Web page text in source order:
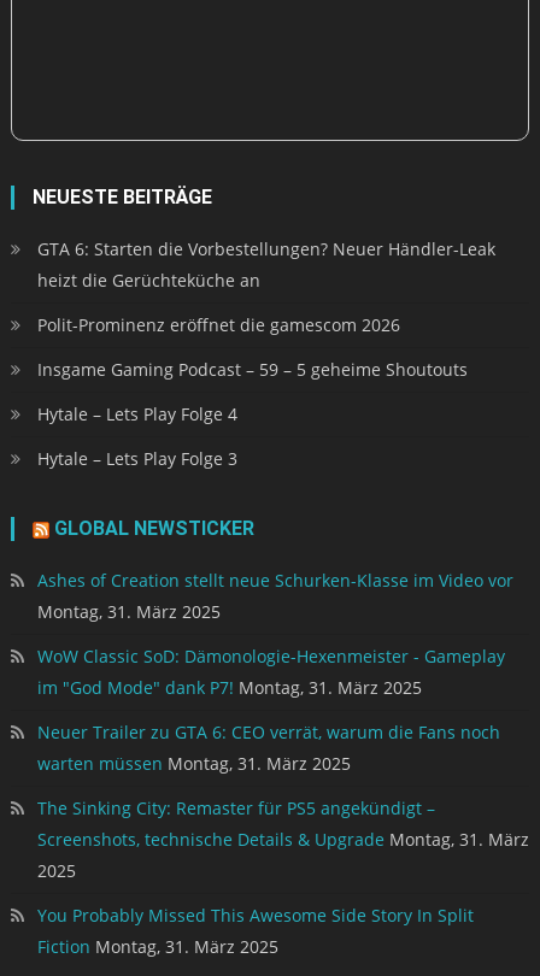
NEUESTE BEITRÄGE
GTA 6: Starten die Vorbestellungen? Neuer Händler-Leak
heizt die Gerüchteküche an
Polit-Prominenz eröffnet die gamescom 2026
Insgame Gaming Podcast – 59 – 5 geheime Shoutouts
Hytale – Lets Play Folge 4
Hytale – Lets Play Folge 3
GLOBAL NEWSTICKER
Ashes of Creation stellt neue Schurken-Klasse im Video vor
Montag, 31. März 2025
WoW Classic SoD: Dämonologie-Hexenmeister - Gameplay
im "God Mode" dank P7! Montag, 31. März 2025
Neuer Trailer zu GTA 6: CEO verrät, warum die Fans noch
warten müssen Montag, 31. März 2025
The Sinking City: Remaster für PS5 angekündigt –
Screenshots, technische Details & Upgrade Montag, 31. März
2025
You Probably Missed This Awesome Side Story In Split
Fiction Montag, 31. März 2025